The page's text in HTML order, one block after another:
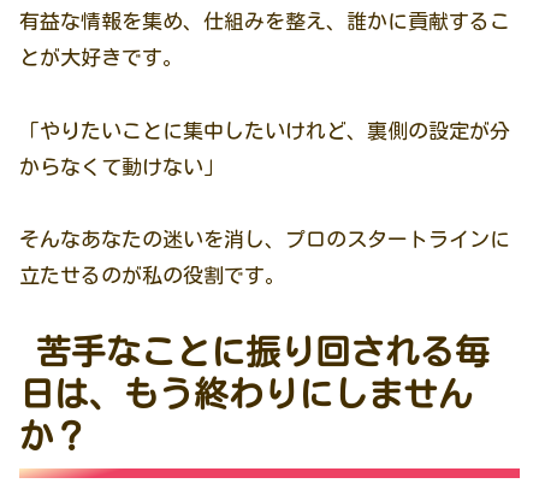
有益な情報を集め、仕組みを整え、誰かに貢献するこ
とが大好きです。
「やりたいことに集中したいけれど、裏側の設定が分
からなくて動けない」
そんなあなたの迷いを消し、プロのスタートラインに
立たせるのが私の役割です。
苦手なことに振り回される毎
日は、もう終わりにしません
か？